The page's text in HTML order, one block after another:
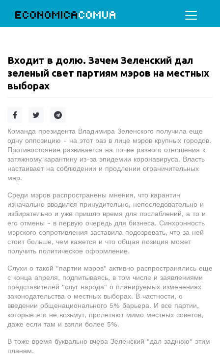
ECONOMICACOMUA
Входит в долю. Зачем Зеленский дал
зеленый свет партиям мэров на местных
выборах
Команда президента Владимира Зеленского получила еще
одну оппозицию - на этот раз в лице мэров крупных городов.
Противостояние развивается на почве разного отношения к
затяжному карантину из-за эпидемии коронавируса. Власть
настаивает на соблюдении и продлении ограничительных
мер.
Среди мэров распространены мнения, что карантин
изначально вводился принудительно, непоследовательно и
избирательно и уже пришло время для послаблений, а то и
его отмены - в первую очередь для бизнеса. Синхронность
мэрского сопротивления заставила подозревать, что за ней
стоит больше, чем кажется и что общая позиция может
получить политическое оформление.
Слухи о такой "партии мэров" активно распространялись еще
с конца апреля, подпитываясь, в том числе и заявлениями
представителей "слуг народа" о планируемых изменениях
законодательства о местных выборах. В частности, о
введении общенационального 5% барьера. И все партии,
которые его не возьмут, пролетают мимо местных советов,
даже если там и взяли более 5%.
В тоже время буквально вчера Зеленский "дал заднюю" этим
планам.